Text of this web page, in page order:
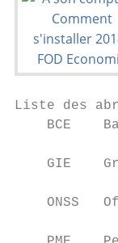
Liste des
BCE
GIE
ONSS